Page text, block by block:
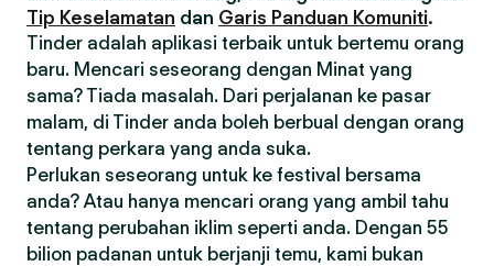
Tip Keselamatan dan Garis Panduan Komuniti.
Tinder adalah aplikasi terbaik untuk bertemu orang
baru. Mencari seseorang dengan Minat yang
sama? Tiada masalah. Dari perjalanan ke pasar
malam, di Tinder anda boleh berbual dengan orang
tentang perkara yang anda suka.
Perlukan seseorang untuk ke festival bersama
anda? Atau hanya mencari orang yang ambil tahu
tentang perubahan iklim seperti anda. Dengan 55
bilion padanan untuk berjanji temu, kami bukan